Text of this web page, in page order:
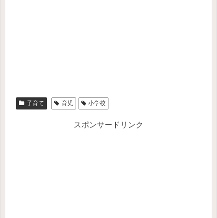
子育て 育児 小学校
スポンサードリンク